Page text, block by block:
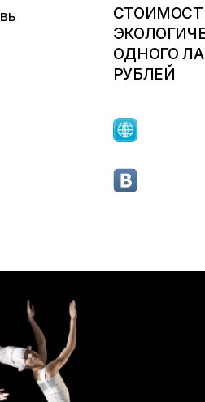
ОДНОГО
РУБЛЕЙ